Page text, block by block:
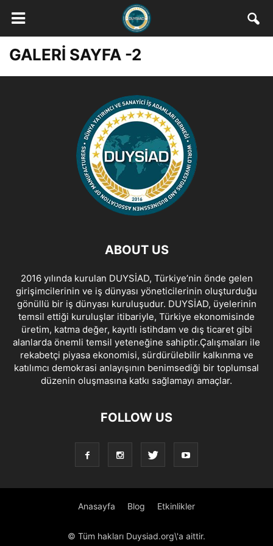
GALERİ SAYFA -2
ABOUT US
2016 yılında kurulan DUYSİAD, Türkiye’nin önde gelen
girişimcilerinin ve iş dünyası yöneticilerinin oluşturduğu
gönüllü bir iş dünyası kuruluşudur. DUYSİAD, üyelerinin
temsil ettiği kuruluşlar itibariyle, Türkiye ekonomisinde
üretim, katma değer, kayıtlı istihdam ve dış ticaret gibi
alanlarda önemli temsil yeteneğine sahiptir.Çalışmaları ile
rekabetçi piyasa ekonomisi, sürdürülebilir kalkınma ve
katılımcı demokrasi anlayışının benimsediği bir toplumsal
düzenin oluşmasına katkı sağlamayı amaçlar.
FOLLOW US
Anasayfa Blog Etkinlikler
© Tüm hakları Duysiad.org\'a aittir.